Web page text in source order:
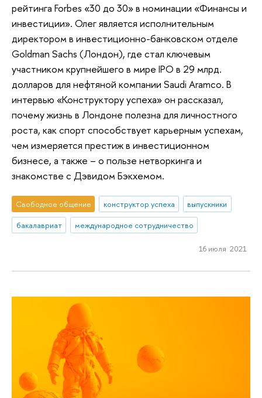
рейтинга Forbes «30 до 30» в номинации «Финансы и
инвестиции». Олег является исполнительным
директором в инвестиционно-банковском отделе
Goldman Sachs (Лондон), где стал ключевым
участником крупнейшего в мире IPO в 29 млрд.
долларов для нефтяной компании Saudi Aramco. В
интервью «Конструктору успеха» он рассказал,
почему жизнь в Лондоне полезна для личностного
роста, как спорт способствует карьерным успехам,
чем измеряется престиж в инвестиционном
бизнесе, а также – о пользе нетворкинга и
знакомстве с Дэвидом Бэкхемом.
Свободное общение конструктор успеха
выпускники
бакалавриат
международное сотрудничество
16 июля 2021